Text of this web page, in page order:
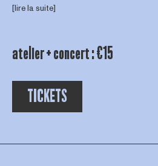
[lire la suite]
atelier + concert : €15
TICKETS